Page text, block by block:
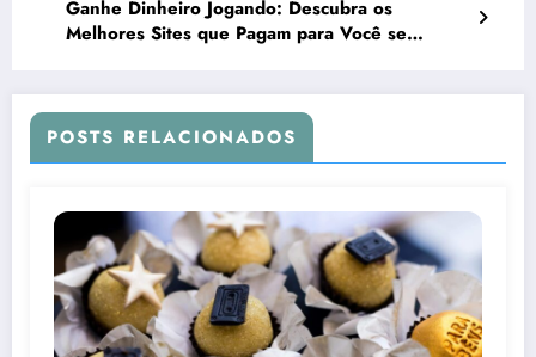
Ganhe Dinheiro Jogando: Descubra os
Melhores Sites que Pagam para Você se
POSTS RELACIONADOS